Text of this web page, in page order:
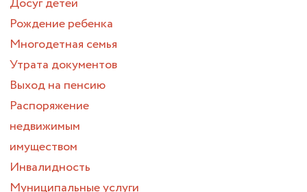
Рождение ребенка
Многодетная семья
Утрата документов
Выход на пенсию
Распоряжение
недвижимым
имуществом
Инвалидность
Муниципальные услуги